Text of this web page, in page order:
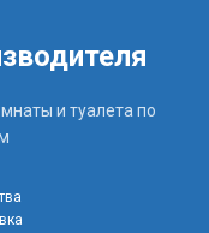
и туалета по